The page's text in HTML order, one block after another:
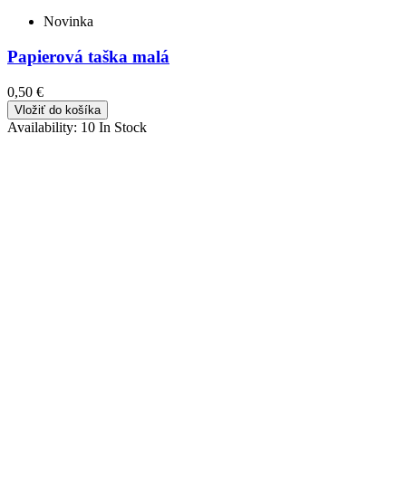
Novinka
Papierová taška malá
0,50 €
Vložiť do košíka
Availability: 10 In Stock